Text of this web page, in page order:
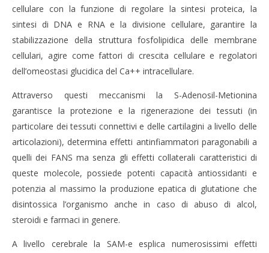
cellulare con la funzione di regolare la sintesi proteica, la
sintesi di DNA e RNA e la divisione cellulare, garantire la
stabilizzazione della struttura fosfolipidica delle membrane
cellulari, agire come fattori di crescita cellulare e regolatori
dell’omeostasi glucidica del Ca++ intracellulare.
Attraverso questi meccanismi la S-Adenosil-Metionina
garantisce la protezione e la rigenerazione dei tessuti (in
particolare dei tessuti connettivi e delle cartilagini a livello delle
articolazioni), determina effetti antinfiammatori paragonabili a
quelli dei FANS ma senza gli effetti collaterali caratteristici di
queste molecole, possiede potenti capacità antiossidanti e
potenzia al massimo la produzione epatica di glutatione che
disintossica l’organismo anche in caso di abuso di alcol,
steroidi e farmaci in genere.
A livello cerebrale la SAM-e esplica numerosissimi effetti